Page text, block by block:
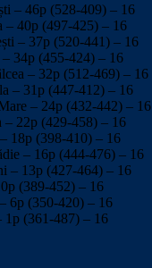
– 46p (528-409) – 16
– 40p (497-425) – 16
– 37p (520-441) – 16
34p (455-424) – 16
– 32p (512-469) – 16
– 31p (447-412) – 16
– 24p (432-442) – 16
– 22p (429-458) – 16
18p (398-410) – 16
– 16p (444-476) – 16
– 13p (427-464) – 16
(389-452) – 16
6p (350-420) – 16
1p (361-487) – 16